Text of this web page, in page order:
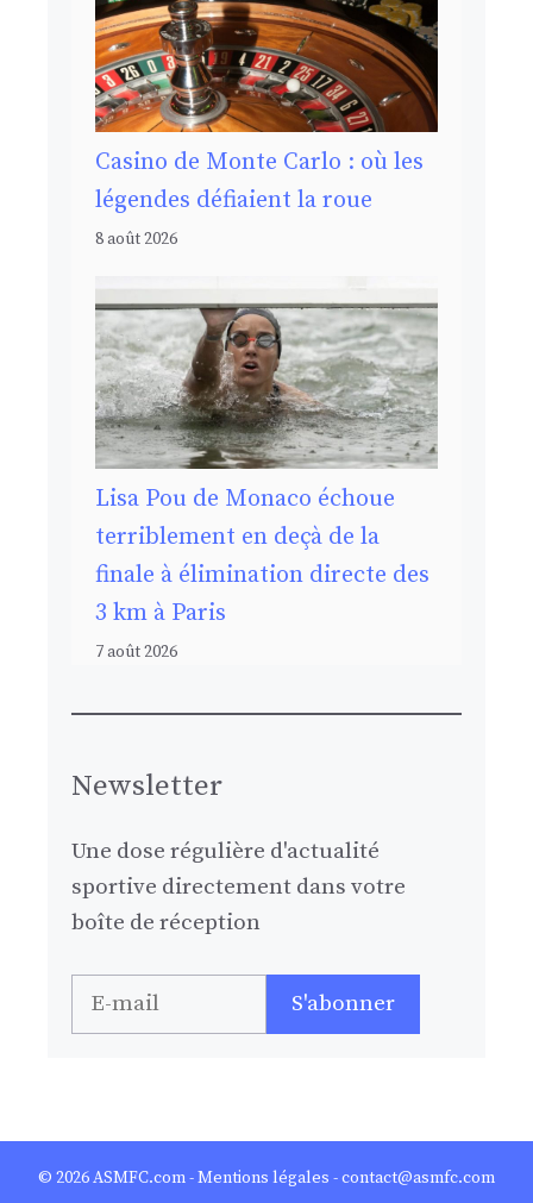
Casino de Monte Carlo : où les
légendes défiaient la roue
8 août 2026
Lisa Pou de Monaco échoue
terriblement en deçà de la
finale à élimination directe des
3 km à Paris
7 août 2026
Newsletter
Une dose régulière d'actualité
sportive directement dans votre
boîte de réception
© 2026ASMFC.com-Mentions légales - contact@asmfc.com